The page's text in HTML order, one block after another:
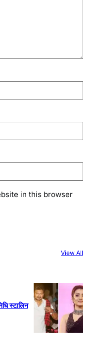
in this browser
View All
स्टालिन